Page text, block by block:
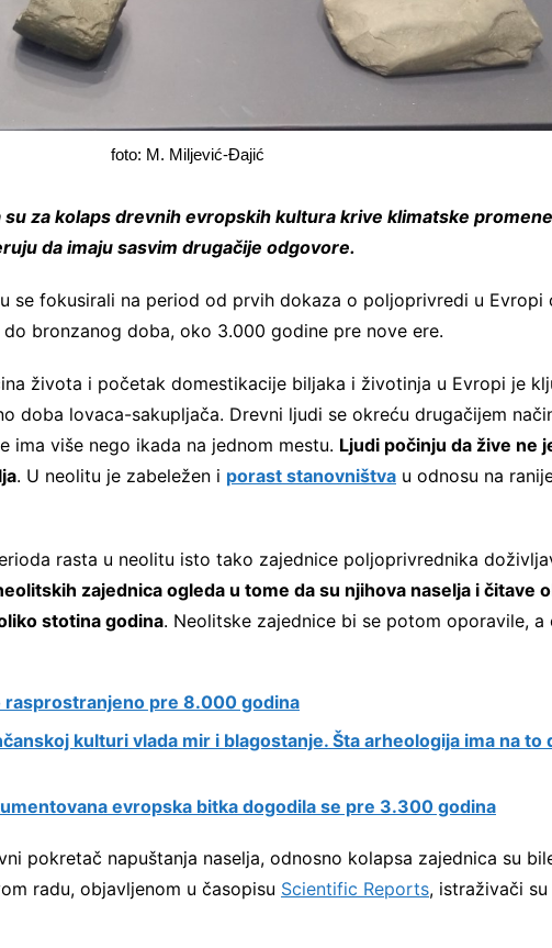
foto: M. Miljević-Đajić
za kolaps drevnih evropskih kultura krive klimatske
da imaju sasvim drugačije odgovore.
se fokusirali na period od prvih dokaza o poljoprivredi u Evropi
bronzanog doba, oko 3.000 godine pre nove ere.
života i početak domestikacije biljaka i životinja u Evropi je
doba lovaca-sakupljača. Drevni ljudi se okreću drugačijem
ima više nego ikada na jednom mestu. Ljudi počinju da žive ne
. U neolitu je zabeležen i porast stanovništva u odnosu na
rasta u neolitu isto tako zajednice poljoprivrednika
zajednica ogleda u tome da su njihova naselja i čitave
stotina godina. Neolitske zajednice bi se potom oporavile, a
rasprostranjeno pre 8.000 godina
kulturi vlada mir i blagostanje. Šta arheologija ima na to
evropska bitka dogodila se pre 3.300 godina
pokretač napuštanja naselja, odnosno kolapsa zajednica su
radu, objavljenom u časopisu Scientific Reports, istraživači